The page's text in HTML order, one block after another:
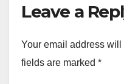
Leave a
Your email address
fields are marked *